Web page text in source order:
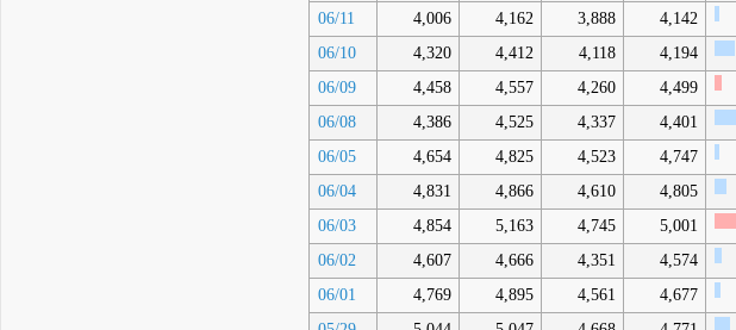
06/11
4,006 4,162 3,888 4,142
06/10
4,320 4,412 4,118 4,194
06/09
4,458 4,557 4,260 4,499
06/08
4,386 4,525 4,337 4,401
06/05
4,654 4,825 4,523 4,747
06/04
4,831 4,866 4,610 4,805
06/03
4,854 5,163 4,745 5,001
06/02
4,607 4,666 4,351 4,574
06/01
4,769 4,895 4,561 4,677